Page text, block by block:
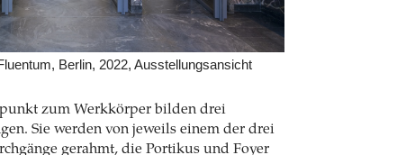
Berlin, 2022, Ausstellungsansicht
zum Werkkörper bilden drei
Sie werden von jeweils einem der drei
gerahmt, die Portikus und Foyer